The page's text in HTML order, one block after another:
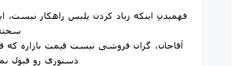
فهمیدنِ اینکه زیاد کردن پلیس راهکار نیست،
آقاجان، گران فروشی نیست قیمت بازاره که
دستوری رو قبول